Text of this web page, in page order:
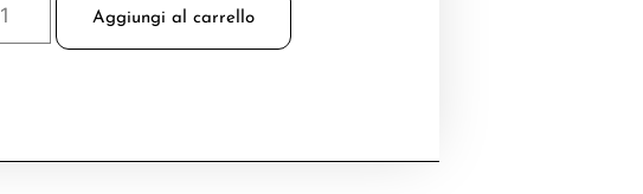
Aggiungi al carrello